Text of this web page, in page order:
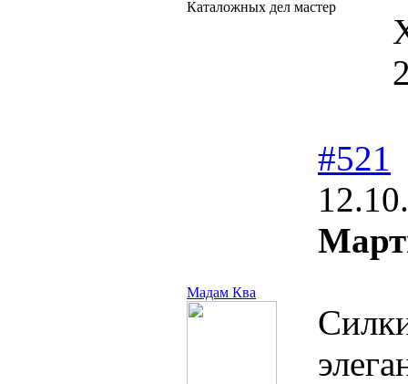
Каталожных дел мастер
Мадам Ква
#521